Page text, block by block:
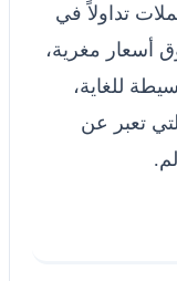
تداولاً في
أسعار مغرية،
للغاية،
تعبر عن